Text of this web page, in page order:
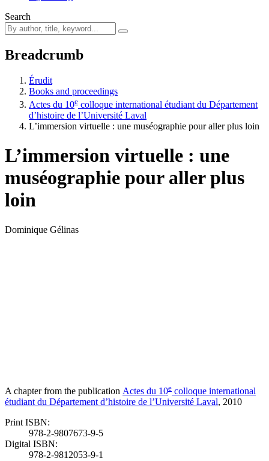
Search
Breadcrumb
Érudit
Books and proceedings
Actes du 10e colloque international étudiant du Département
d’histoire de l’Université Laval
L’immersion virtuelle : une muséographie pour aller plus loin
L’immersion virtuelle : une
muséographie pour aller plus
loin
Dominique Gélinas
A chapter from the publication Actes du 10e colloque international
étudiant du Département d’histoire de l’Université Laval, 2010
Print ISBN:
978-2-9807673-9-5
Digital ISBN:
978-2-9812053-9-1